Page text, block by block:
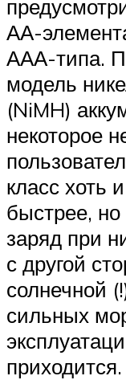
АА-
ААА-типа.
модель
(NiMH)
некоторое
класс хоть
быстрее, но
заряд при
с другой
солнечной
сильных
приходится.